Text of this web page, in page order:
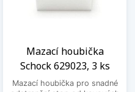
Mazací houbička
Schock 629023, 3 ks
Mazací houbička pro snadné